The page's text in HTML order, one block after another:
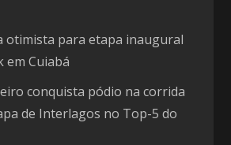
otimista para etapa inaugural
em Cuiabá
conquista pódio na corrida
de Interlagos no Top-5 do